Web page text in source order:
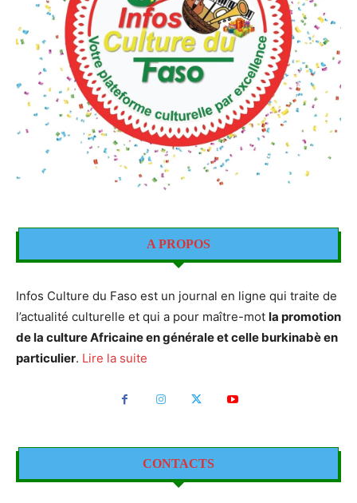
A PROPOS
Infos Culture du Faso est un journal en ligne qui traite de
l’actualité culturelle et qui a pour maître-mot la promotion
de la culture Africaine en générale et celle burkinabè en
particulier. Lire la suite
CONTACTS